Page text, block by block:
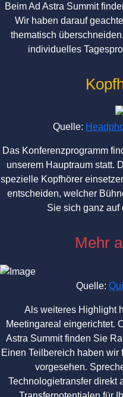
Beim Ad Astra Summit
Wir haben darauf
thematisch
individuelles
Quelle:
Das Konferenzprogramm
unserem Hauptraum statt.
spezielle Kopfhörer
entscheiden, welcher
Sie sich ganz auf
Mehr
Quelle:
Als weiteres Highlight
Meetingareal eingerichtet.
Astra Summit finden Sie
Einen Teilbereich haben wir
vorgesehen.
Technologietransfer direkt